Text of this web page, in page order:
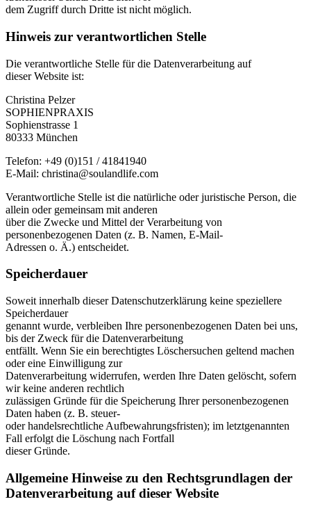
dem Zugriff durch Dritte ist nicht möglich.
Hinweis zur verantwortlichen Stelle
Die verantwortliche Stelle für die Datenverarbeitung auf
dieser Website ist:
Christina Pelzer
SOPHIENPRAXIS
Sophienstrasse 1
80333 München
Telefon: +49 (0)151 / 41841940
E-Mail: christina@soulandlife.com
Verantwortliche Stelle ist die natürliche oder juristische Person, die
allein oder gemeinsam mit anderen
über die Zwecke und Mittel der Verarbeitung von
personenbezogenen Daten (z. B. Namen, E-Mail-
Adressen o. Ä.) entscheidet.
Speicherdauer
Soweit innerhalb dieser Datenschutzerklärung keine speziellere
Speicherdauer
genannt wurde, verbleiben Ihre personenbezogenen Daten bei uns,
bis der Zweck für die Datenverarbeitung
entfällt. Wenn Sie ein berechtigtes Löschersuchen geltend machen
oder eine Einwilligung zur
Datenverarbeitung widerrufen, werden Ihre Daten gelöscht, sofern
wir keine anderen rechtlich
zulässigen Gründe für die Speicherung Ihrer personenbezogenen
Daten haben (z. B. steuer-
oder handelsrechtliche Aufbewahrungsfristen); im letztgenannten
Fall erfolgt die Löschung nach Fortfall
dieser Gründe.
Allgemeine Hinweise zu den Rechtsgrundlagen der
Datenverarbeitung auf dieser Website